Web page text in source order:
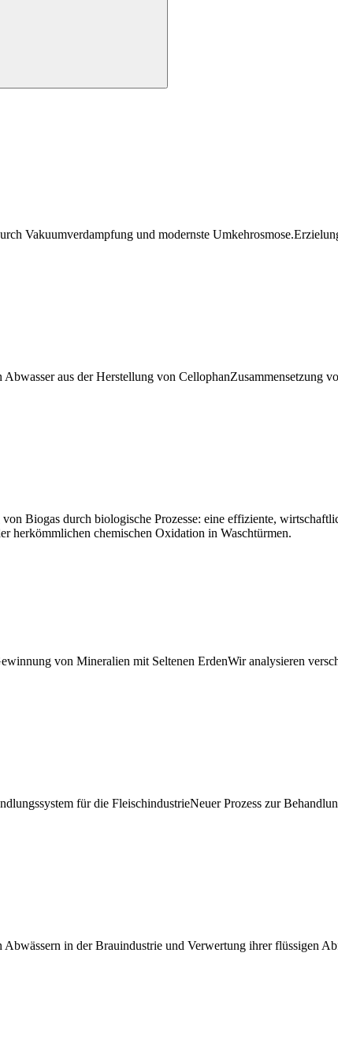
Vakuumverdampfung und modernste Umkehrosmose.
Abwasser aus der Herstellung von CellophanZusammensetzung
Biogas durch biologische Prozesse: eine effiziente,
herkömmlichen chemischen Oxidation in Wasch­türmen.
von Mineralien mit Seltenen ErdenWir analysieren
für die FleischindustrieNeuer Prozess zur
Abwässern in der Brauindustrie und Verwertung ihrer flüssigen